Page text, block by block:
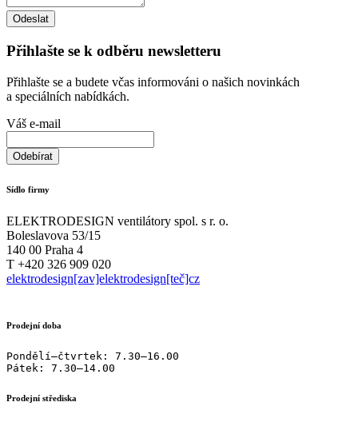
Přihlašte se k odběru newsletteru
Přihlašte se a budete včas informováni o našich novinkách
a speciálních nabídkách.
Váš e-mail
Sídlo firmy
ELEKTRODESIGN ventilátory spol. s r. o.
Boleslavova 53/15
140 00 Praha 4
T +420 326 909 020
elektrodesign[zav]elektrodesign[teč]cz
Prodejní doba
Pondělí–čtvrtek: 7.30–16.00
Pátek: 7.30–14.00
Prodejní střediska